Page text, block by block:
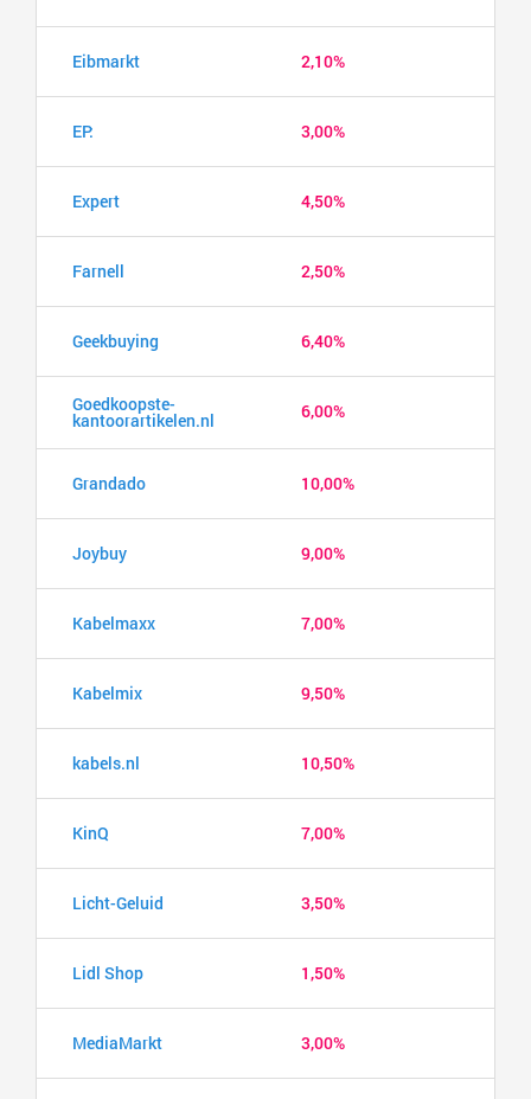
Eibmarkt 2,10%
EP: 3,00%
Expert 4,50%
Farnell 2,50%
Geekbuying 6,40%
Goedkoopste-
kantoorartikelen.nl 6,00%
Grandado 10,00%
Joybuy 9,00%
Kabelmaxx 7,00%
Kabelmix 9,50%
kabels.nl 10,50%
KinQ 7,00%
Licht-Geluid 3,50%
Lidl Shop 1,50%
MediaMarkt 3,00%